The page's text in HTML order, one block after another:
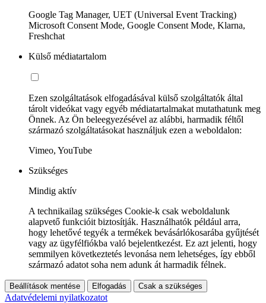
Google Tag Manager, UET (Universal Event Tracking)
Microsoft Consent Mode, Google Consent Mode, Klarna,
Freshchat
Külső médiatartalom
Ezen szolgáltatások elfogadásával külső szolgáltatók által
tárolt videókat vagy egyéb médiatartalmakat mutathatunk meg
Önnek. Az Ön beleegyezésével az alábbi, harmadik féltől
származó szolgáltatásokat használjuk ezen a weboldalon:
Vimeo, YouTube
Szükséges
Mindig aktív
A technikailag szükséges Cookie-k csak weboldalunk
alapvető funkcióit biztosítják. Használhatók például arra,
hogy lehetővé tegyék a termékek bevásárlókosarába gyűjtését
vagy az ügyfélfiókba való bejelentkezést. Ez azt jelenti, hogy
semmilyen következtetés levonása nem lehetséges, így ebből
származó adatot soha nem adunk át harmadik félnek.
Beállítások mentése Elfogadás Csak a szükséges
Adatvédelemi nyilatkozatot